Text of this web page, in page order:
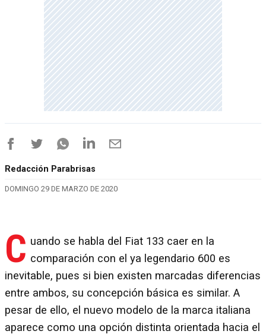
Redacción Parabrisas
DOMINGO 29 DE MARZO DE 2020
C uando se habla del Fiat 133 caer en la
comparación con el ya legendario 600 es
inevitable, pues si bien existen marcadas diferencias
entre ambos, su concepción básica es similar. A
pesar de ello, el nuevo modelo de la marca italiana
aparece como una opción distinta orientada hacia el